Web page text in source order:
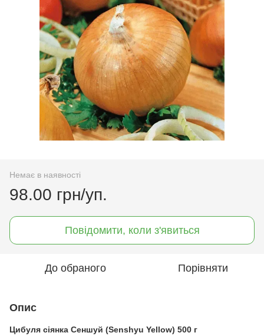
Немає в наявності
98.00 грн/уп.
Повідомити, коли з'явиться
До обраного Порівняти
Опис
Цибуля сіянка Сеншуй (Senshyu Yellow) 500 г